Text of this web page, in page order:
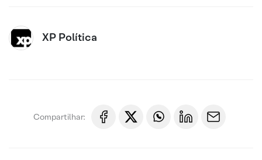
XP Política
Compartilhar: